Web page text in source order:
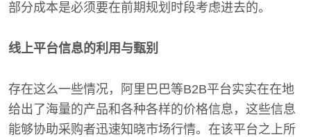
部分成本是必须要在前期规划时段考虑进去的。
线上平台信息的利用与甄别
存在这么一些情况，阿里巴巴等B2B平台实实在在地
给出了海量的产品和各种各样的价格信息，这些信息
能够协助采购者迅速知晓市场行情。在该平台之上所